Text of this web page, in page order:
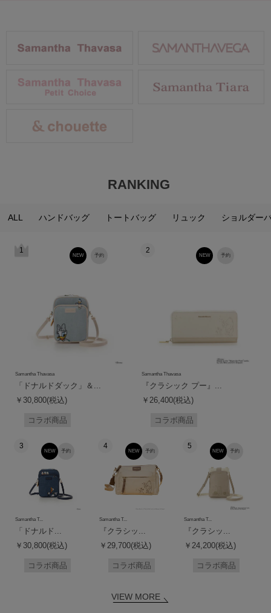
RANKING
ALL ハンドバッグ トートバッグ リュック ショルダー
1
予約
NEW
Samantha Thavasa
「ドナルドダック」＆...
￥30,800(税込)
コラボ商品
2
予約
NEW
Samantha Thavasa
『クラシック プー』...
￥26,400(税込)
コラボ商品
3
予約
NEW
Samantha T...
「ドナルド...
￥30,800(税込)
コラボ商品
4
予約
NEW
Samantha T...
『クラシッ...
￥29,700(税込)
コラボ商品
5
予約
NEW
Samantha T...
『クラシッ...
￥24,200(税込)
コラボ商品
VIEW MORE